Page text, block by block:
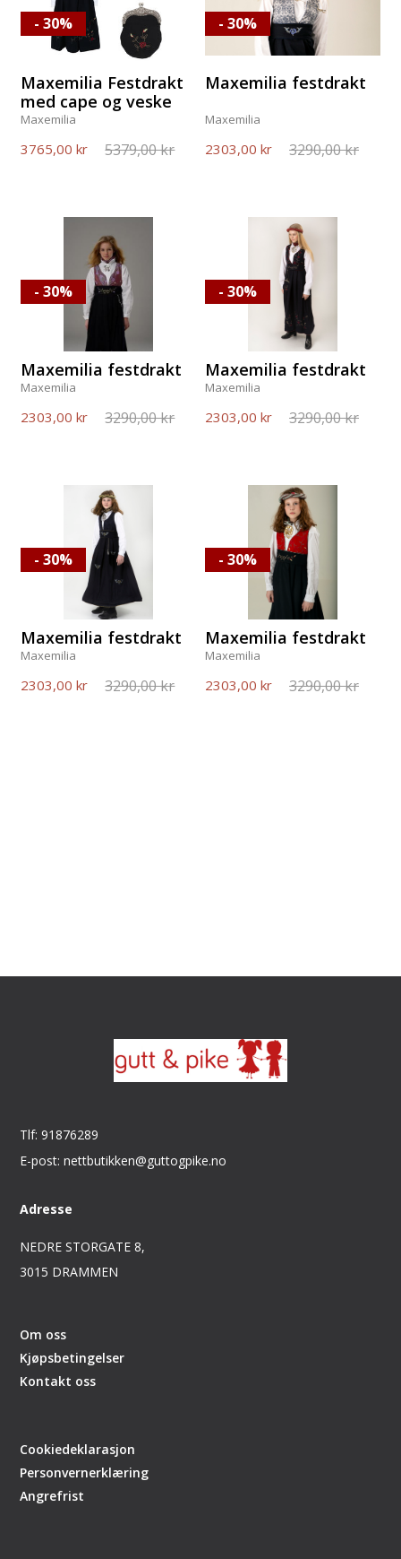
Maxemilia Festdrakt
med cape og veske
Maxemilia
3765,00 kr 5379,00 kr
- 30%
Maxemilia festdrakt
Maxemilia
2303,00 kr 3290,00 kr
- 30%
Maxemilia festdrakt
Maxemilia
2303,00 kr 3290,00 kr
- 30%
Maxemilia festdrakt
Maxemilia
2303,00 kr 3290,00 kr
- 30%
Maxemilia festdrakt
Maxemilia
2303,00 kr 3290,00 kr
- 30%
Maxemilia festdrakt
Maxemilia
2303,00 kr 3290,00 kr
- 30%
Tlf: 91876289
E-post: nettbutikken@guttogpike.no
Adresse
NEDRE STORGATE 8,
3015 DRAMMEN
Om oss
Kjøpsbetingelser
Kontakt oss
Cookiedeklarasjon
Personvernerklæring
Angrefrist